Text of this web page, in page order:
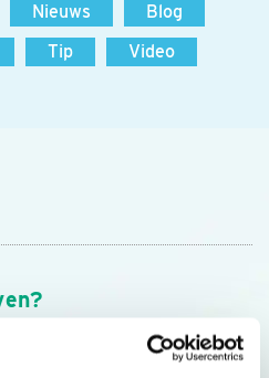
Nieuws
Blog
Tip
Video
inspiratie, acties en tips
Vogelbescherming.